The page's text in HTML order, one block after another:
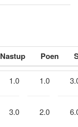
Nastup Poen
1.0
3.0
1.0
2.0